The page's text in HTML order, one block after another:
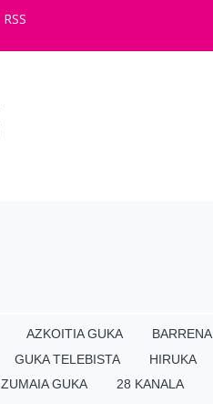
RSS
AZKOITIA GUKA
BARRENA
GUKA TELEBISTA
HIRUKA
ZUMAIA GUKA 28 KANALA